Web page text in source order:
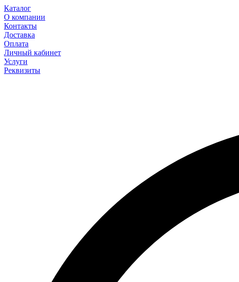
Каталог
О компании
Контакты
Доставка
Оплата
Личный кабинет
Услуги
Реквизиты